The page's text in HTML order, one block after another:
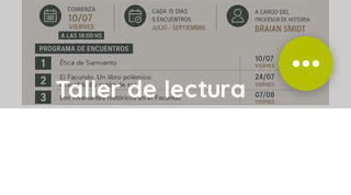
Taller de lectura
“Sarmiento vivo”